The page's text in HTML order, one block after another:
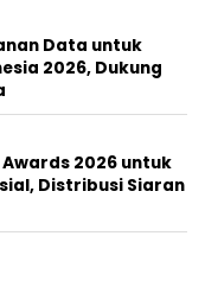
Data untuk
2026, Dukung
2026 untuk
Distribusi Siaran